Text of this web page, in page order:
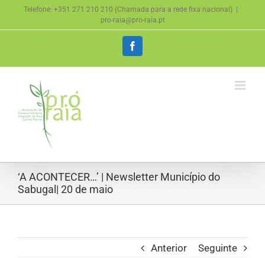
content
Telefone: +351 271 210 210 (Chamada para a rede fixa nacional)
pro-raia@pro-raia.pt
Facebook
‘A ACONTECER…’ | Newsletter Município do
Sabugal| 20 de maio
Anterior Seguinte